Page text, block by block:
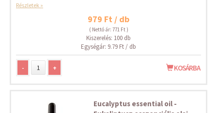
Részletek »
979 Ft / db
( Nettó ár: 771 Ft )
Kiszerelés: 100 db
Egységár: 9.79 Ft / db
- + KOSÁRBA
Eucalyptus essential oil -